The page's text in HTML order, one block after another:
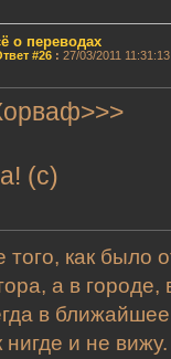
о переводах
#26: 27/03/2011
(c)
того, как было
а в
в
нигде и не